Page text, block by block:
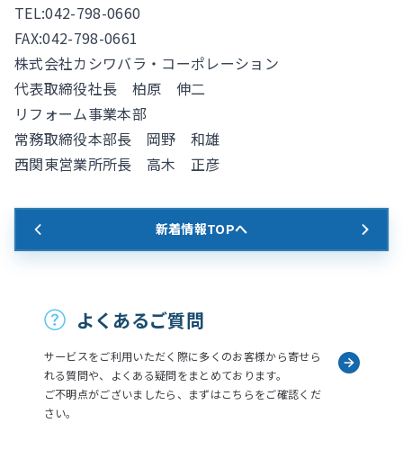
TEL:042-798-0660
FAX:042-798-0661
株式会社カシワバラ・コーポレーション
代表取締役社長 柏原 伸二
リフォーム事業本部
常務取締役本部長 岡野 和雄
西関東営業所所長 高木 正彦
新着情報TOPへ
よくあるご質問
サービスをご利用いただく際に多くのお客様から寄せら
れる質問や、よくある疑問をまとめております。
ご不明点がございましたら、まずはこちらをご確認くだ
さい。